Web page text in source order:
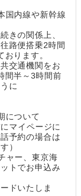
国内線や新幹線
きの関係上、
路便搭乗2時間
ります。
交通機関をお
間半～3時間前
に
について
マイページに
予約の場合は
）
ャー、東京海
トでお申込み
ドいたしま